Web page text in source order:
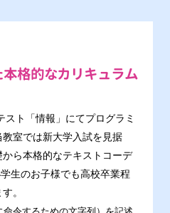
格的なカリキュラム
ト「情報」にてプログラミ
室では新大学入試を見据
ら本格的なテキストコーデ
生のお子様でも高校卒業程
。